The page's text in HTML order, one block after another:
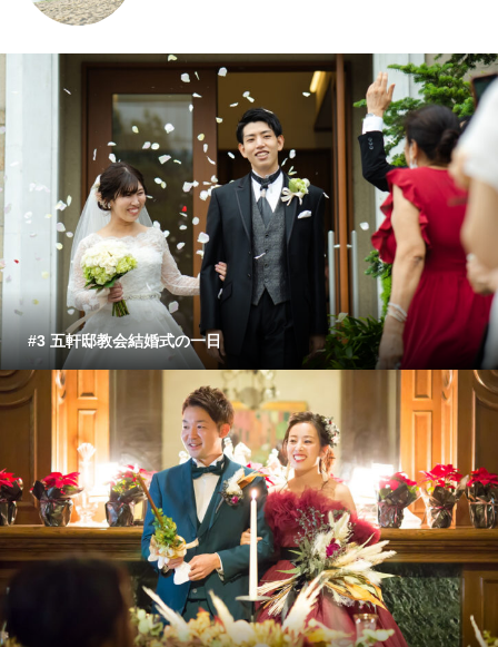
#3 五軒邸教会結婚式の一日